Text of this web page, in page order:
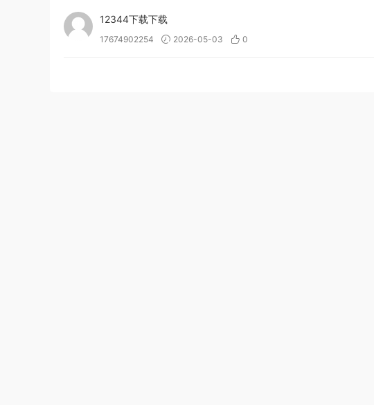
titles, graphics, and more to give your music the detail,
playback to improvise ideas.
12344下载下载
17674902254 2026-05-03 0